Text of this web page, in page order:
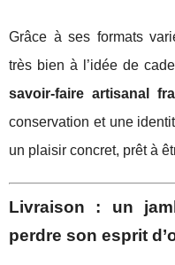
Grâce à ses formats
très bien à l’idée de
savoir-faire artisanal
conservation et une
un plaisir concret, prêt à
Livraison : un
perdre son esprit